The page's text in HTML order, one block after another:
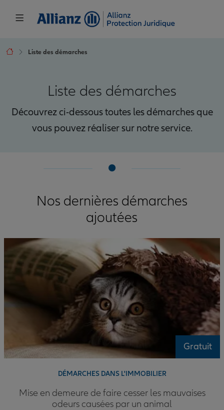
Liste des démarches
Liste des démarches
Découvrez ci-dessous toutes les démarches que
vous pouvez réaliser sur notre service.
Nos dernières démarches
ajoutées
Gratuit
DÉMARCHES DANS L'IMMOBILIER
Mise en demeure de faire cesser les mauvaises
odeurs causées par un animal